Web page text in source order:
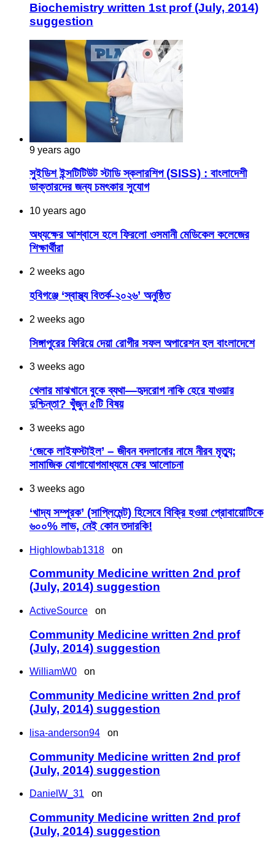
Biochemistry written 1st prof (July, 2014)
suggestion
9 years ago
সুইডিশ ইন্সটিটিউট স্টাডি স্কলারশিপ (SISS) : বাংলাদেশী
ডাক্তারদের জন্য চমৎকার সুযোগ
10 years ago
অধ্যক্ষের আশ্বাসে হলে ফিরলো ওসমানী মেডিকেল কলেজের
শিক্ষার্থীরা
2 weeks ago
হবিগঞ্জে ‘স্বাস্থ্য বিতর্ক-২০২৬’ অনুষ্ঠিত
2 weeks ago
সিঙ্গাপুরের ফিরিয়ে দেয়া রোগীর সফল অপারেশন হল বাংলাদেশে
3 weeks ago
খেলার মাঝখানে বুকে ব্যথা—হৃদরোগ নাকি হেরে যাওয়ার
দুশ্চিন্তা? খুঁজুন ৫টি বিষয়
3 weeks ago
‘জেকে লাইফস্টাইল’ – জীবন বদলানোর নামে নীরব মৃত্যু;
সামাজিক যোগাযোগমাধ্যমে ফের আলোচনা
3 weeks ago
‘খাদ্য সম্পূরক’ (সাপ্লিমেন্ট) হিসেবে বিক্রি হওয়া প্রোবায়োটিকে
৬০০% লাভ, নেই কোন তদারকি!
Highlowbab1318 on
Community Medicine written 2nd prof
(July, 2014) suggestion
ActiveSource on
Community Medicine written 2nd prof
(July, 2014) suggestion
WilliamW0 on
Community Medicine written 2nd prof
(July, 2014) suggestion
lisa-anderson94 on
Community Medicine written 2nd prof
(July, 2014) suggestion
DanielW_31 on
Community Medicine written 2nd prof
(July, 2014) suggestion